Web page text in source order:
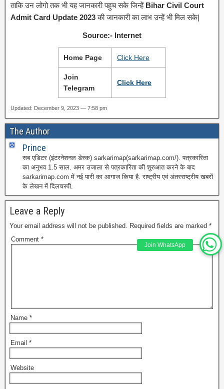
Join WhatsApp
ताकि उन लोगो तक भी यह जानकारी पहुच सके जिन्हें Bihar Civil Court
Admit Card Update 2023की जानकारी का लाभ उन्हें भी मिल सके|
Source:- Internet
Home Page Click Here
Join
Telegram
Click Here
Updated: December 9, 2023 — 7:58 pm
The Author
Prince
सब एडिटर (इंटरनेशनल डेस्क) sarkarimap(sarkarimap.com/). पत्रकारिता
का अनुभव 1.5 साल. अमर उजाला से पत्रकारिता की शुरुआत करने के बाद
sarkarimap.com में नई पारी का आगाज किया है. राष्ट्रीय एवं अंतरराष्ट्रीय खबरों
के लेखन में दिलचस्पी.
Leave a Reply
Your email address will not be published. Required fields are marked *
Comment *
Name *
Email *
Website